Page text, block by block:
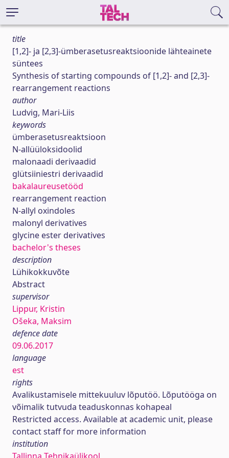
title
[1,2]- ja [2,3]-ümberasetusreaktsioonide lähteainete
süntees
Synthesis of starting compounds of [1,2]- and [2,3]-
rearrangement reactions
author
Ludvig, Mari-Liis
keywords
ümberasetusreaktsioon
N-allüüloksidoolid
malonaadi derivaadid
glütsiiniestri derivaadid
bakalaureusetööd
rearrangement reaction
N-allyl oxindoles
malonyl derivatives
glycine ester derivatives
bachelor's theses
description
Lühikokkuvõte
Abstract
supervisor
Lippur, Kristin
Ošeka, Maksim
defence date
09.06.2017
language
est
rights
Avalikustamisele mittekuuluv lõputöö. Lõputööga on
võimalik tutvuda teaduskonnas kohapeal
Restricted access. Available at academic unit, please
contact staff for more information
institution